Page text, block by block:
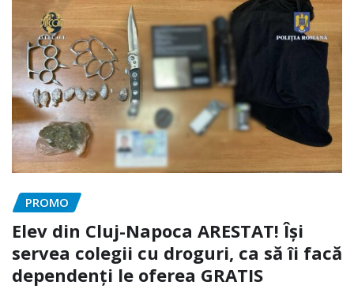
PROMO
Elev din Cluj-Napoca ARESTAT! Își
servea colegii cu droguri, ca să îi facă
dependenți le oferea GRATIS